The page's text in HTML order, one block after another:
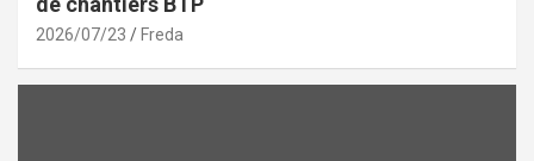
2026/07/23 Freda